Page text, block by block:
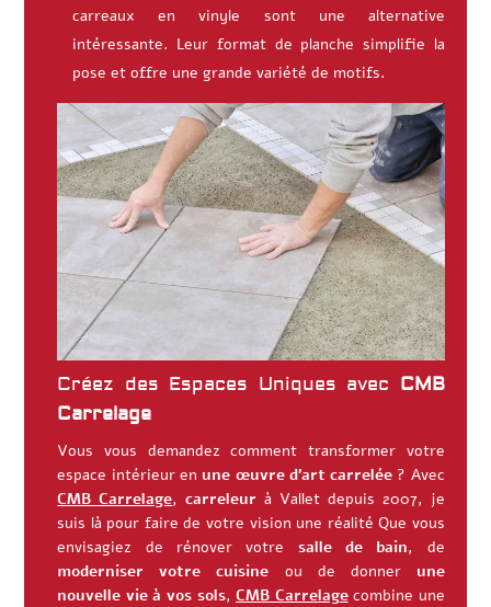
carreaux en vinyle sont une alternative
intéressante. Leur format de planche simplifie la
pose et offre une grande variété de motifs.
Créez des Espaces Uniques avec CMB
Carrelage
Vous vous demandez comment transformer votre
espace intérieur en une œuvre d’art carrelée ? Avec
CMB Carrelage,carreleur à Vallet depuis 2007, je
suis là pour faire de votre vision une réalitéQue vous
envisagiez de rénover votre salle de bain, de
moderniser votre cuisine ou de donner une
nouvelle vie à vos sols,CMB Carrelagecombine une